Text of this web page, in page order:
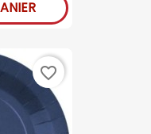
favorite_border